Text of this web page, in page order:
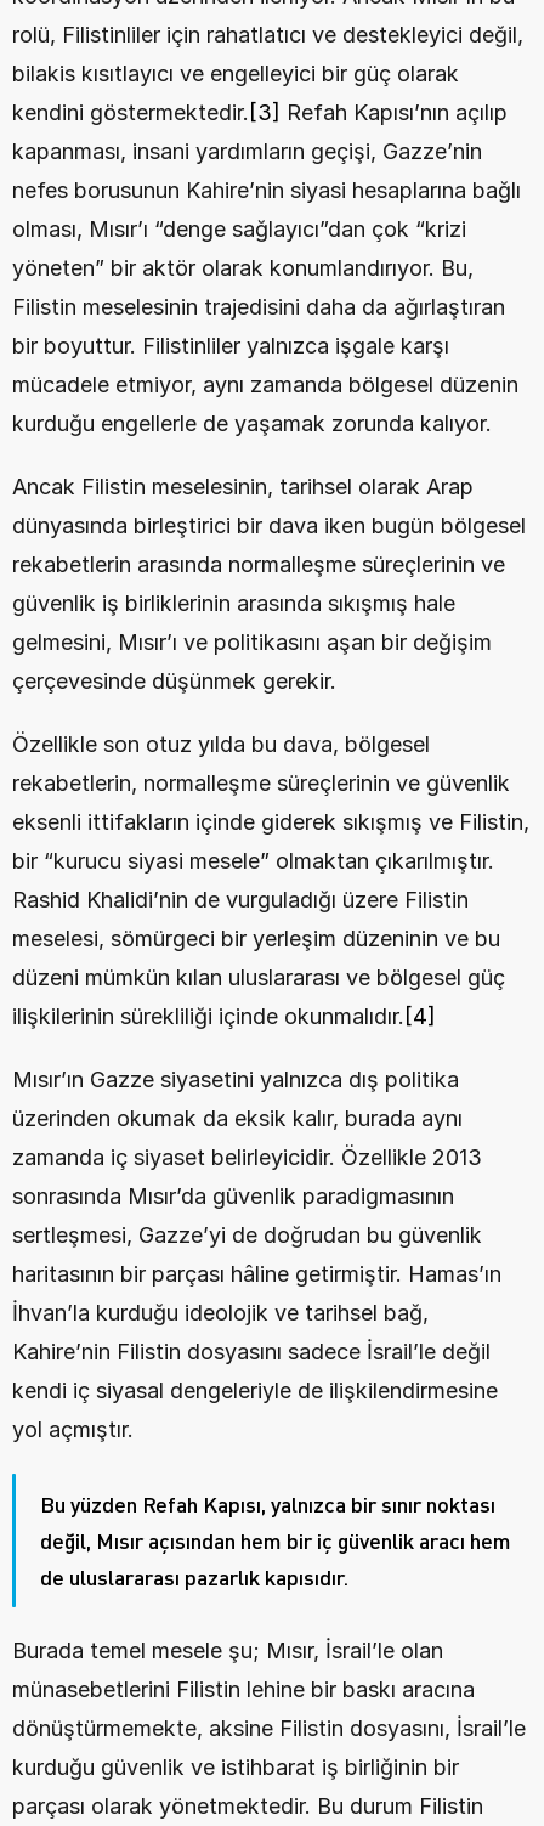
rolü, Filistinliler için rahatlatıcı ve destekleyici değil,
bilakis kısıtlayıcı ve engelleyici bir güç olarak
kendini göstermektedir. [3] Refah Kapısı’nın açılıp
kapanması, insani yardımların geçişi, Gazze’nin
nefes borusunun Kahire’nin siyasi hesaplarına bağlı
olması, Mısır’ı “denge sağlayıcı”dan çok “krizi
yöneten” bir aktör olarak konumlandırıyor. Bu,
Filistin meselesinin trajedisini daha da ağırlaştıran
bir boyuttur. Filistinliler yalnızca işgale karşı
mücadele etmiyor, aynı zamanda bölgesel düzenin
kurduğu engellerle de yaşamak zorunda kalıyor.
Ancak Filistin meselesinin, tarihsel olarak Arap
dünyasında birleştirici bir dava iken bugün bölgesel
rekabetlerin arasında normalleşme süreçlerinin ve
güvenlik iş birliklerinin arasında sıkışmış hale
gelmesini, Mısır’ı ve politikasını aşan bir değişim
çerçevesinde düşünmek gerekir.
Özellikle son otuz yılda bu dava, bölgesel
rekabetlerin, normalleşme süreçlerinin ve güvenlik
eksenli ittifakların içinde giderek sıkışmış ve Filistin,
bir “kurucu siyasi mesele” olmaktan çıkarılmıştır.
Rashid Khalidi’nin de vurguladığı üzere Filistin
meselesi, sömürgeci bir yerleşim düzeninin ve bu
düzeni mümkün kılan uluslararası ve bölgesel güç
ilişkilerinin sürekliliği içinde okunmalıdır. [4]
Mısır’ın Gazze siyasetini yalnızca dış politika
üzerinden okumak da eksik kalır, burada aynı
zamanda iç siyaset belirleyicidir. Özellikle 2013
sonrasında Mısır’da güvenlik paradigmasının
sertleşmesi, Gazze’yi de doğrudan bu güvenlik
haritasının bir parçası hâline getirmiştir. Hamas’ın
İhvan’la kurduğu ideolojik ve tarihsel bağ,
Kahire’nin Filistin dosyasını sadece İsrail’le değil
kendi iç siyasal dengeleriyle de ilişkilendirmesine
yol açmıştır.
Bu yüzden Refah Kapısı, yalnızca bir sınır noktası
değil, Mısır açısından hem bir iç güvenlik aracı hem
de uluslararası pazarlık kapısıdır.
Burada temel mesele şu; Mısır, İsrail’le olan
münasebetlerini Filistin lehine bir baskı aracına
dönüştürmemekte, aksine Filistin dosyasını, İsrail’le
kurduğu güvenlik ve istihbarat iş birliğinin bir
parçası olarak yönetmektedir. Bu durum Filistin